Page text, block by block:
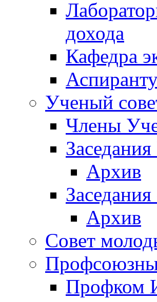
дохода
Кафедра
Ученый
Члены
Архив
Архив
Совет
Профком